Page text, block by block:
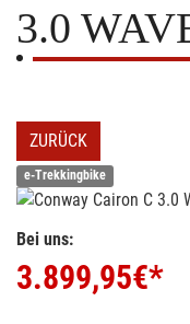
3.0
ZURÜCK
e-Trekkingbike
Bei uns:
3.899,95€*